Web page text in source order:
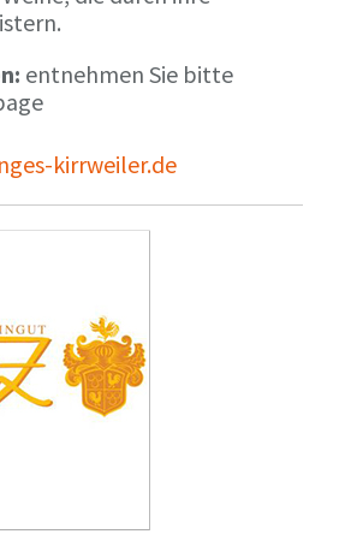
entnehmen Sie bitte
kirrweiler.de